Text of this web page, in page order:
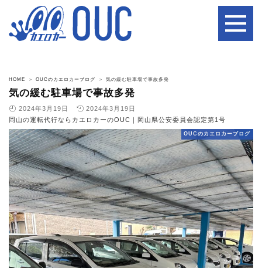
HOME OUCのカエロカーブログ 気の緩む駐車場で事故多発
気の緩む駐車場で事故多発
2024年3月19日
2024年3月19日
岡山の運転代行ならカエロカーのOUC｜岡山県公安委員会認定第1号
OUCのカエロカーブログ